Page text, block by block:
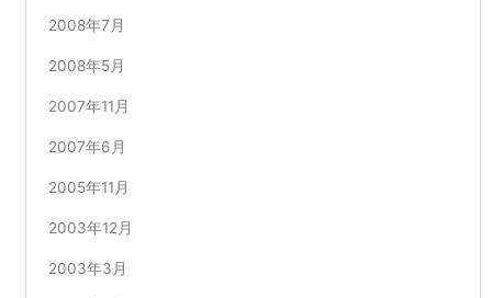
2008年7月
2008年5月
2007年11月
2007年6月
2005年11月
2003年12月
2003年3月